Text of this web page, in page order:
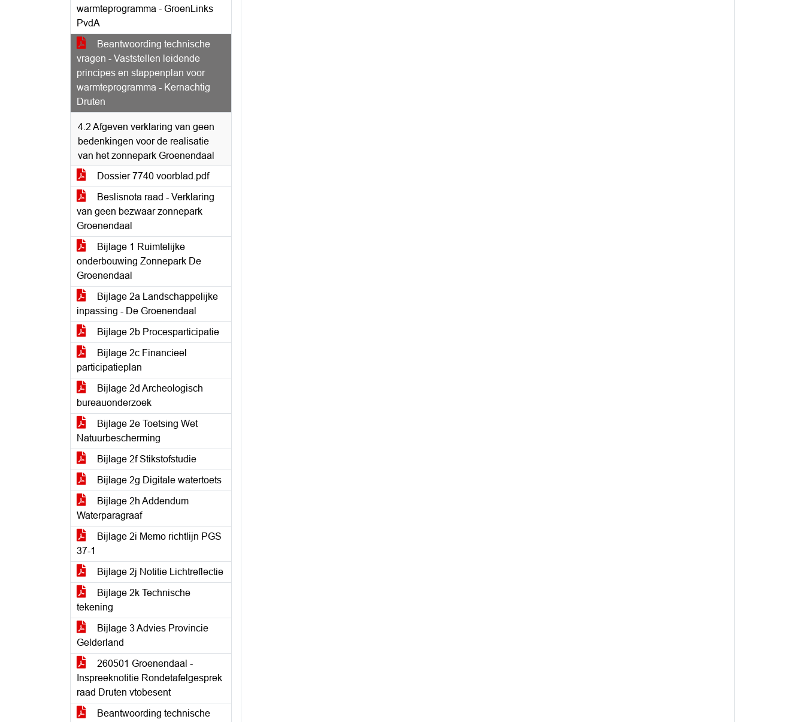
warmteprogramma - GroenLinks
PvdA
Beantwoording technische
vragen - Vaststellen leidende
principes en stappenplan voor
warmteprogramma - Kernachtig
Druten
4.2 Afgeven verklaring van geen
bedenkingen voor de realisatie
van het zonnepark Groenendaal
Dossier 7740 voorblad.pdf
Beslisnota raad - Verklaring
van geen bezwaar zonnepark
Groenendaal
Bijlage 1 Ruimtelijke
onderbouwing Zonnepark De
Groenendaal
Bijlage 2a Landschappelijke
inpassing - De Groenendaal
Bijlage 2b Procesparticipatie
Bijlage 2c Financieel
participatieplan
Bijlage 2d Archeologisch
bureauonderzoek
Bijlage 2e Toetsing Wet
Natuurbescherming
Bijlage 2f Stikstofstudie
Bijlage 2g Digitale watertoets
Bijlage 2h Addendum
Waterparagraaf
Bijlage 2i Memo richtlijn PGS
37-1
Bijlage 2j Notitie Lichtreflectie
Bijlage 2k Technische
tekening
Bijlage 3 Advies Provincie
Gelderland
260501 Groenendaal -
Inspreeknotitie Rondetafelgesprek
raad Druten vtobesent
Beantwoording technische